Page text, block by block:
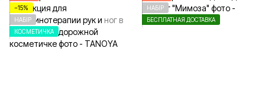
−15%
НАБІР
КОСМЕТИЧКА
НАБІР
БЕСПЛАТНАЯ ДОСТАВКА